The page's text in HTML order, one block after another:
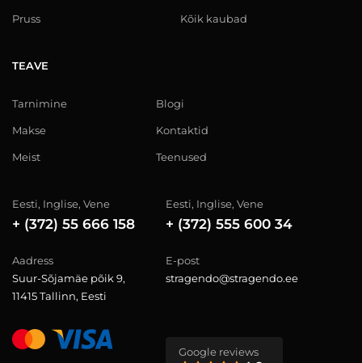
Pruss Kõik kaubad
TEAVE
Tarnimine
Makse
Meist
Blogi
Kontaktid
Teenused
Eesti, Inglise, Vene
+ (372) 55 666 158
Eesti, Inglise, Vene
+ (372) 555 600 34
Aadress
Suur-Sõjamäe põik 9,
11415 Tallinn, Eesti
E-post
stragendo@stragendo.ee
Google reviews